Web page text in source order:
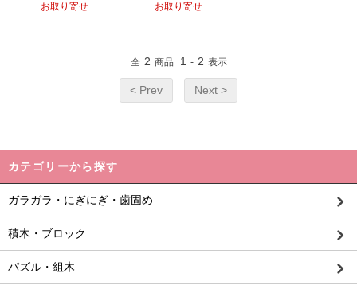
お取り寄せ
お取り寄せ
全 2 商品 1 - 2 表示
< Prev Next >
カテゴリーから探す
ガラガラ・にぎにぎ・歯固め
積木・ブロック
パズル・組木